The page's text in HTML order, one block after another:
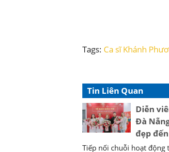
Tags: Ca sĩ Khánh
Tin Liên Quan
Diễn
Đà
đẹp
Tiếp nối chuỗi hoạt động